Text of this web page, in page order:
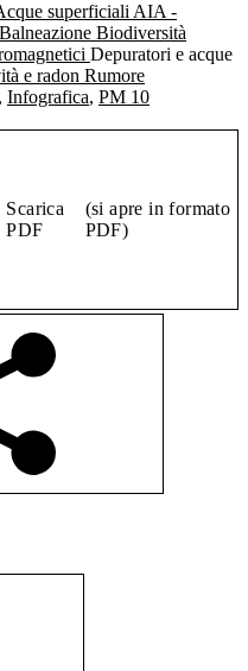
superficialiAIA -
Balneazione Biodiversità
Depuratori e acque
e radon Rumore
, Infografica, PM 10
Scarica
PDF
(si apre in formato
PDF)